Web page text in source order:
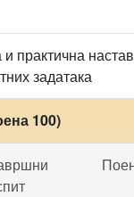
практична
задатака
100)